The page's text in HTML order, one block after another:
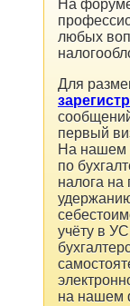
На
любых
Для
первый
На нашем
по
налога
учёту в
на нашем